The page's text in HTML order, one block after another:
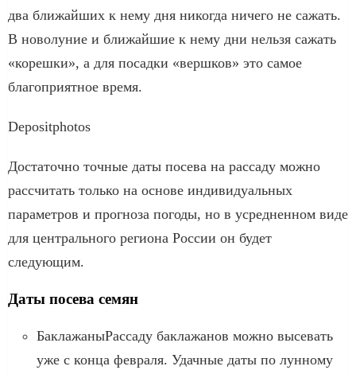
два ближайших к нему дня никогда ничего не сажать.
В новолуние и ближайшие к нему дни нельзя сажать
«корешки», а для посадки «вершков» это самое
благоприятное время.
Depositphotos
Достаточно точные даты посева на рассаду можно
рассчитать только на основе индивидуальных
параметров и прогноза погоды, но в усредненном виде
для центрального региона России он будет
следующим.
Даты посева семян
БаклажаныРассаду баклажанов можно высевать
уже с конца февраля. Удачные даты по лунному